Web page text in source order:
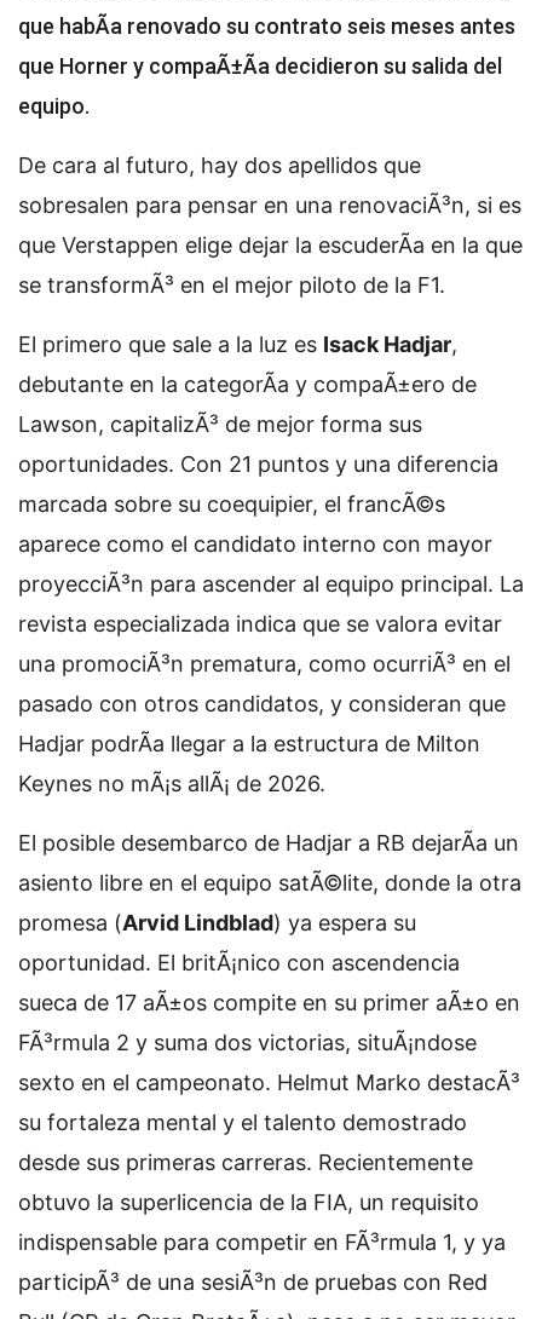
que habÃ­a renovado su contrato seis meses antes
que Horner y compaÃ±Ã­a decidieron su salida del
equipo.
De cara al futuro, hay dos apellidos que
sobresalen para pensar en una renovaciÃ³n, si es
que Verstappen elige dejar la escuderÃ­a en la que
se transformÃ³ en el mejor piloto de la F1.
El primero que sale a la luz es Isack Hadjar,
debutante en la categorÃ­a y compaÃ±ero de
Lawson, capitalizÃ³ de mejor forma sus
oportunidades. Con 21 puntos y una diferencia
marcada sobre su coequipier, el francÃ©s
aparece como el candidato interno con mayor
proyecciÃ³n para ascender al equipo principal. La
revista especializada indica que se valora evitar
una promociÃ³n prematura, como ocurriÃ³ en el
pasado con otros candidatos, y consideran que
Hadjar podrÃ­a llegar a la estructura de Milton
Keynes no mÃ¡s allÃ¡ de 2026.
El posible desembarco de Hadjar a RB dejarÃ­a un
asiento libre en el equipo satÃ©lite, donde la otra
promesa (Arvid Lindblad) ya espera su
oportunidad. El britÃ¡nico con ascendencia
sueca de 17 aÃ±os compite en su primer aÃ±o en
FÃ³rmula 2 y suma dos victorias, situÃ¡ndose
sexto en el campeonato. Helmut Marko destacÃ³
su fortaleza mental y el talento demostrado
desde sus primeras carreras. Recientemente
obtuvo la superlicencia de la FIA, un requisito
indispensable para competir en FÃ³rmula 1, y ya
participÃ³ de una sesiÃ³n de pruebas con Red